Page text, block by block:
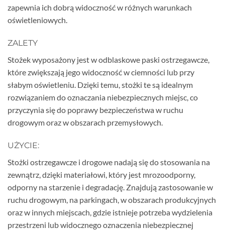
zapewnia ich dobrą widoczność w różnych warunkach
oświetleniowych.
ZALETY
Stożek wyposażony jest w odblaskowe paski ostrzegawcze,
które zwiększają jego widoczność w ciemności lub przy
słabym oświetleniu. Dzięki temu, stożki te są idealnym
rozwiązaniem do oznaczania niebezpiecznych miejsc, co
przyczynia się do poprawy bezpieczeństwa w ruchu
drogowym oraz w obszarach przemysłowych.
UŻYCIE:
Stożki ostrzegawcze i drogowe nadają się do stosowania na
zewnątrz, dzięki materiałowi, który jest mrozoodporny,
odporny na starzenie i degradację. Znajdują zastosowanie w
ruchu drogowym, na parkingach, w obszarach produkcyjnych
oraz w innych miejscach, gdzie istnieje potrzeba wydzielenia
przestrzeni lub widocznego oznaczenia niebezpiecznej